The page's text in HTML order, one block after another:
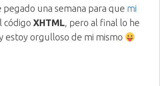
pegado una semana para que mi
código XHTML, pero al final lo he
estoy orgulloso de mi mismo